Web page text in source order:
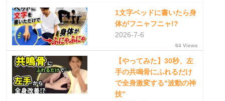
1文字ベッドに書いたら身
体がフニャフニャ!?
2026-7-6
64 Views
【やってみた】30秒、左
手の共鳴骨にふれるだけ
で全身激変する“波動の神
技”